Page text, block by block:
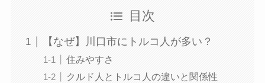
目次
【なぜ】川口市にトルコ人が多い？
住みやすさ
クルド人とトルコ人の違いと関係性